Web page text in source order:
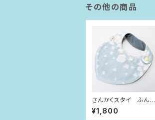
その他の商品
さんかくスタイ ふんわ
りくも
¥1,800